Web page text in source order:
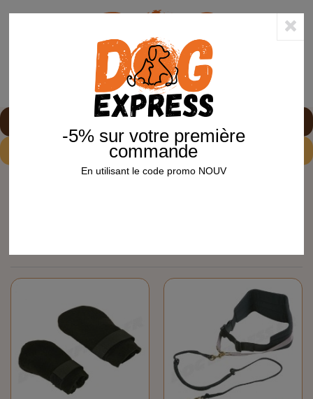
sur votre première commande avec le code
-5% sur votre première
commande
En utilisant le code promo NOUV